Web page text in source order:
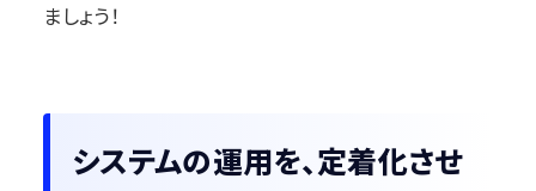
ましょう！
システムの運用を、定着化させ